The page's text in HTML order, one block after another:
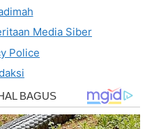
Media Siber
Police